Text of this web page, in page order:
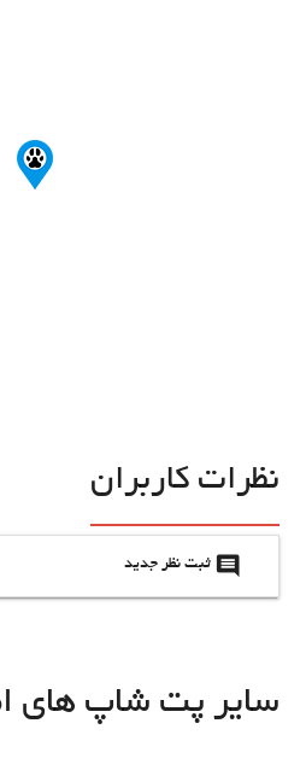
نظرات کاربران
insert_comment ثبت نظر جدید
سایر پت شاپ های